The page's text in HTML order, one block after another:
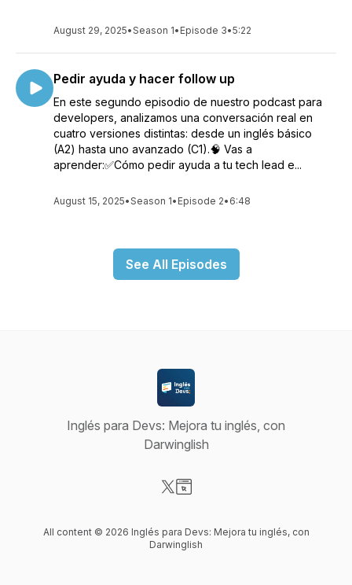
August 29, 2025•Season 1• Episode 3•5:22
Pedir ayuda y hacer follow up
En este segundo episodio de nuestro podcast para
developers, analizamos una conversación real en
cuatro versiones distintas: desde un inglés básico
(A2) hasta uno avanzado (C1).🧠 Vas a
aprender:✅Cómo pedir ayuda a tu tech lead e...
August 15, 2025•Season 1• Episode 2• 6:48
See All Episodes
Inglés para Devs: Mejora tu inglés, con
Darwinglish
All content © 2026 Inglés para Devs: Mejora tu inglés, con
Darwinglish